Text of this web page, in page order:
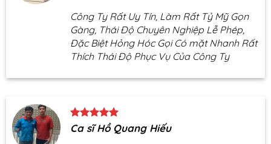
Công Ty Rất Uy Tín, Làm Rất Tỷ Mỹ Gọn
Gàng, Thái Độ Chuyên Nghiệp Lễ Phép,
Đặc Biệt Hỏng Hóc Gọi Có mặt Nhanh Rất
Thích Thái Độ Phục Vụ Của Công Ty
Ca sĩ Hồ Quang Hiếu